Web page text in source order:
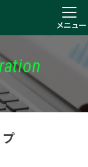
メニュー